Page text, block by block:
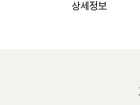
상세정보